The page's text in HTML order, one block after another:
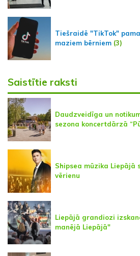
Tiešraidē "TikTok"
maziem bērniem (3)
Saistītie raksti
Daudzveidīga un
sezona koncertdārzā
Shipsea mūzika Liepājā
vērienu
Liepājā grandiozi
manējā Liepājā"